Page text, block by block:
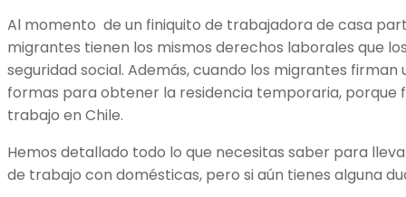
Al momento de un finiquito de trabajadora de casa
migrantes tienen los mismos derechos laborales que
seguridad social. Además, cuando los migrantes
formas para obtener la residencia temporaria, porque
trabajo en Chile.
Hemos detallado todo lo que necesitas saber para
de trabajo con domésticas, pero si aún tienes alguna